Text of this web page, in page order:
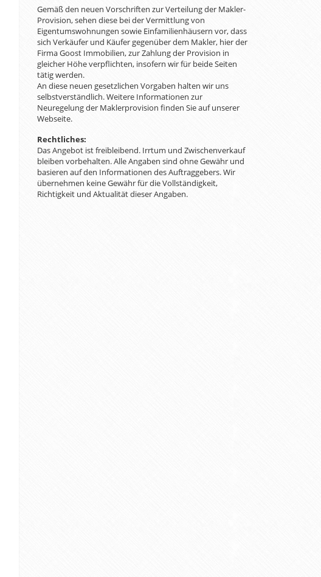
Gemäß den neuen Vorschriften zur Verteilung der Makler-
Provision, sehen diese bei der Vermittlung von
Eigentumswohnungen sowie Einfamilienhäusern vor, dass
sich Verkäufer und Käufer gegenüber dem Makler, hier der
Firma Goost Immobilien, zur Zahlung der Provision in
gleicher Höhe verpflichten, insofern wir für beide Seiten
tätig werden.
An diese neuen gesetzlichen Vorgaben halten wir uns
selbstverständlich. Weitere Informationen zur
Neuregelung der Maklerprovision finden Sie auf unserer
Webseite.
Rechtliches:
Das Angebot ist freibleibend. Irrtum und Zwischenverkauf
bleiben vorbehalten. Alle Angaben sind ohne Gewähr und
basieren auf den Informationen des Auftraggebers. Wir
übernehmen keine Gewähr für die Vollständigkeit,
Richtigkeit und Aktualität dieser Angaben.